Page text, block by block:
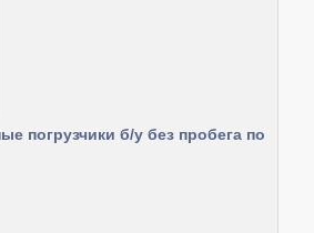
погрузчики б/у без пробега по